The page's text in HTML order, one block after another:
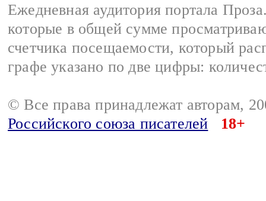
Ежедневная аудитория портала
которые в общей сумме
счетчика посещаемости, который
графе указано по две цифры:
© Все права принадлежат авторам,
Российского союза писателей
18+